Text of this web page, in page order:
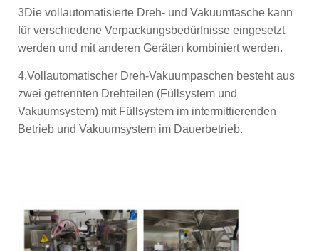
3Die vollautomatisierte Dreh- und Vakuumtasche kann
für verschiedene Verpackungsbedürfnisse eingesetzt
werden und mit anderen Geräten kombiniert werden.
4.Vollautomatischer Dreh-Vakuumpaschen besteht aus
zwei getrennten Drehteilen (Füllsystem und
Vakuumsystem) mit Füllsystem im intermittierenden
Betrieb und Vakuumsystem im Dauerbetrieb.